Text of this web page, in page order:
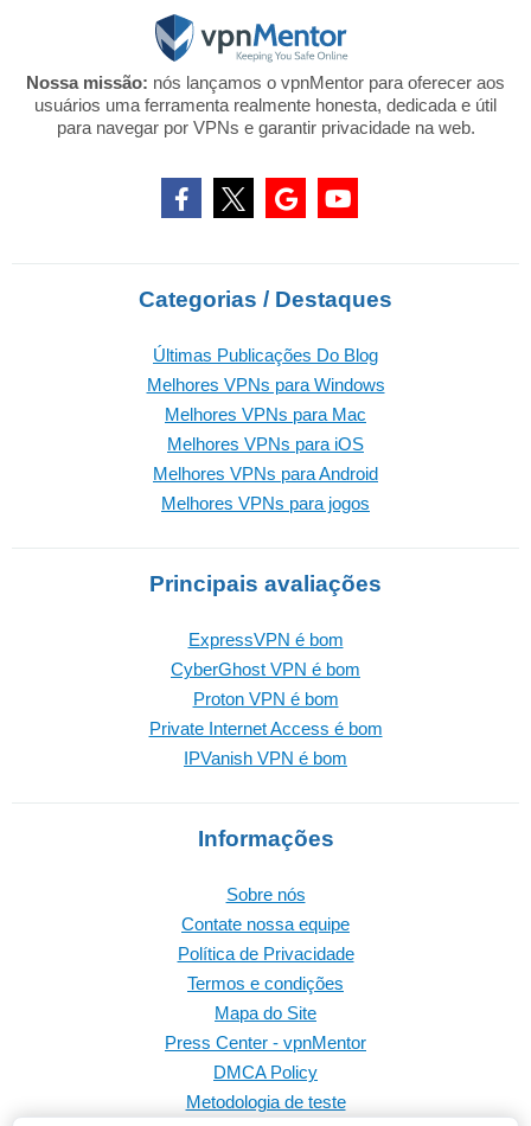
Nossa missão: nós lançamos o vpnMentor para oferecer aos
usuários uma ferramenta realmente honesta, dedicada e útil
para navegar por VPNs e garantir privacidade na web.
Categorias / Destaques
Últimas Publicações Do Blog
Melhores VPNs para Windows
Melhores VPNs para Mac
Melhores VPNs para iOS
Melhores VPNs para Android
Melhores VPNs para jogos
Principais avaliações
ExpressVPN é bom
CyberGhost VPN é bom
Proton VPN é bom
Private Internet Access é bom
IPVanish VPN é bom
Informações
Sobre nós
Contate nossa equipe
Política de Privacidade
Termos e condições
Mapa do Site
Press Center - vpnMentor
DMCA Policy
Metodologia de teste